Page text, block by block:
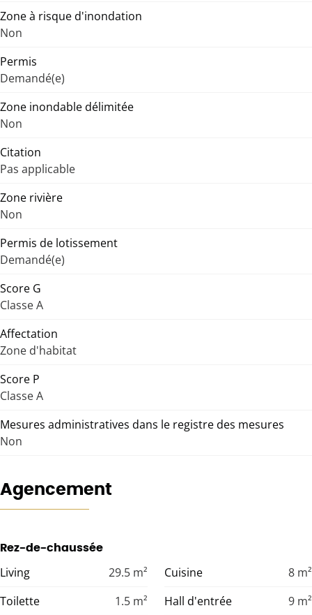
Zone à risque d'inondation
Non
Permis
Demandé(e)
Zone inondable délimitée
Non
Citation
Pas applicable
Zone rivière
Non
Permis de lotissement
Demandé(e)
Score G
Classe A
Affectation
Zone d'habitat
Score P
Classe A
Mesures administratives dans le registre des mesures
Non
Agencement
Rez-de-chaussée
Living 29.5 m² Cuisine 8 m²
Toilette
1.5 m² Hall d'entrée 9 m²